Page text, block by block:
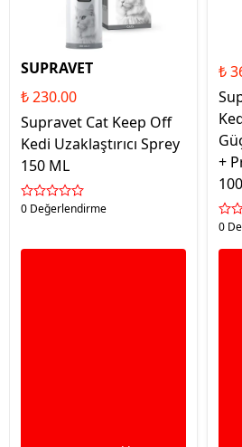
SUPRAVET
₺ 230.00
Supravet Cat Keep Off
Kedi Uzaklaştırıcı Sprey
150 ML
0 Değerlendirme
₺
+
0